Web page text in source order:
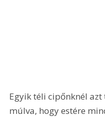
Egyik téli cipőnknél
múlva, hogy estére